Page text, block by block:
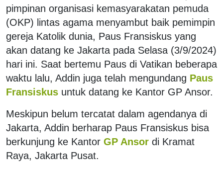
pimpinan organisasi kemasyarakatan pemuda
(OKP) lintas agama menyambut baik pemimpin
gereja Katolik dunia, Paus Fransiskus yang
akan datang ke Jakarta pada Selasa (3/9/2024)
hari ini. Saat bertemu Paus di Vatikan beberapa
waktu lalu, Addin juga telah mengundang Paus
Fransiskus untuk datang ke Kantor GP Ansor.
Meskipun belum tercatat dalam agendanya di
Jakarta, Addin berharap Paus Fransiskus bisa
berkunjung ke Kantor GP Ansor di Kramat
Raya, Jakarta Pusat.